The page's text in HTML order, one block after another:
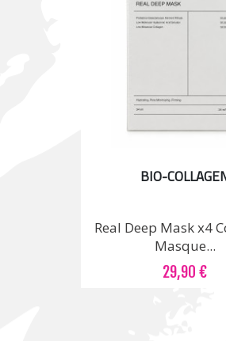
BIO-
Real Deep Mask x4
Masque...
29,90 €